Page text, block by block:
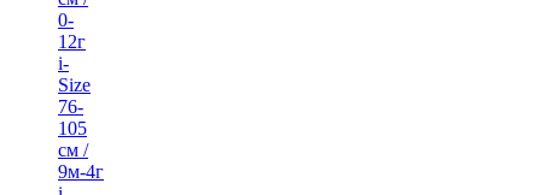
0-
12г
i-
Size
76-
105
см /
9м-4г